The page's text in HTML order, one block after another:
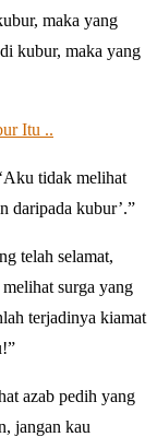
maka yang
kubur, maka yang
Itu ..
daripada kubur’.”
telah selamat,
surga yang
terjadinya kiamat
azab pedih yang
jangan kau